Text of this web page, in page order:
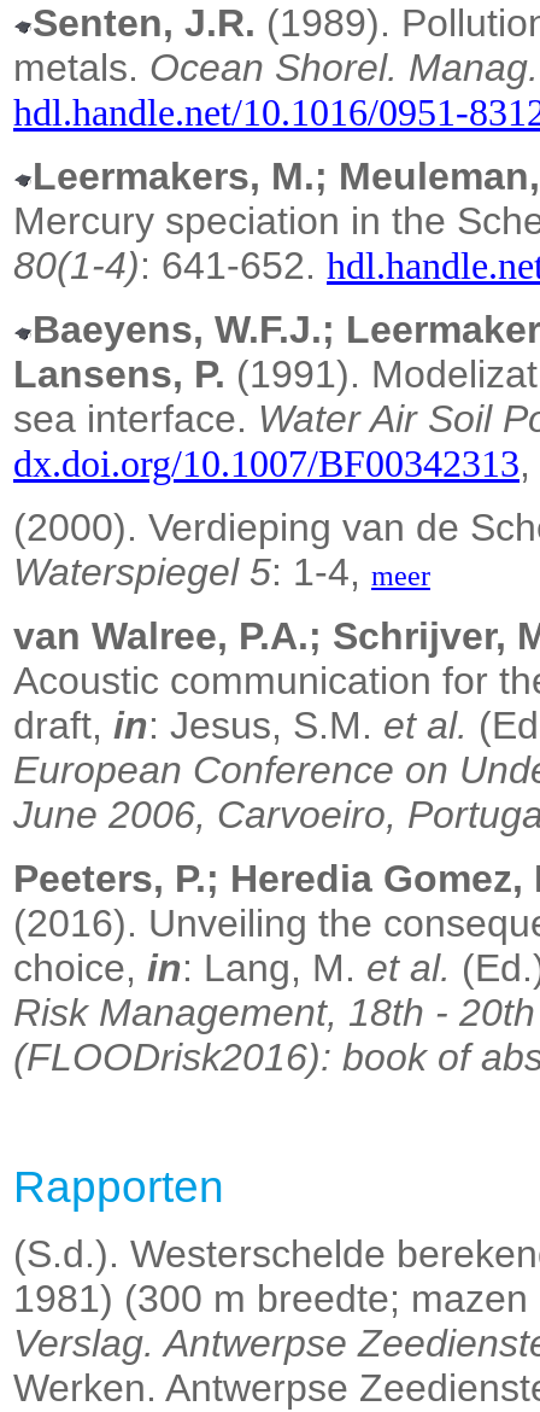
Senten, J.R. (1989).
metals. Ocean Shorel.
hdl.handle.net/10.1016/0951-
Leermakers, M.;
Mercury speciation in the
80(1-4): 641-652.
Baeyens, W.F.J.;
Lansens, P. (1991).
sea interface. Water Air Soil
dx.doi.org/10.1007/BF00342313,
(2000). Verdieping van de
Waterspiegel 5: 1-4, meer
van Walree, P.A.; Schrijver,
Acoustic communication for
draft, in: Jesus, S.M. et al.
European Conference on
June 2006, Carvoeiro,
Peeters, P.; Heredia
(2016). Unveiling the
choice, in: Lang, M. et al.
Risk Management, 18th -
(FLOODrisk2016): book of
Rapporten
(S.d.). Westerschelde
1981) (300 m breedte;
Verslag. Antwerpse
Werken. Antwerpse